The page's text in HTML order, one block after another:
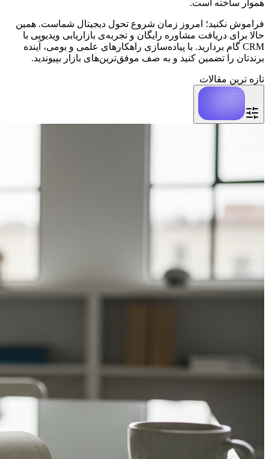
هموار ساخته است.
فراموش نکنید؛ امروز زمان شروع تحول دیجیتال شماست. همین
حالا برای دریافت مشاوره رایگان و تجربه‌ی بازاریابی ویدیویی با
CRM گام بردارید. با پیاده‌سازی راهکارهای علمی و بومی، آینده
برندتان را تضمین کنید و به صف موفق‌ترین‌های بازار بپیوندید.
تازه ترین مقالات